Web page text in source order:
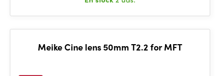
Meike Cine lens 50mm T2.2 for MFT